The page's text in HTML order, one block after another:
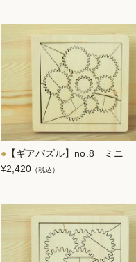
【ギアパズル】no.8 ミニ
¥2,420 （税込）